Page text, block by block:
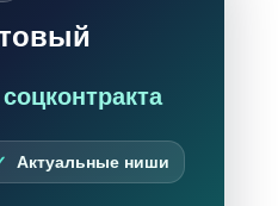
Актуальные ниши